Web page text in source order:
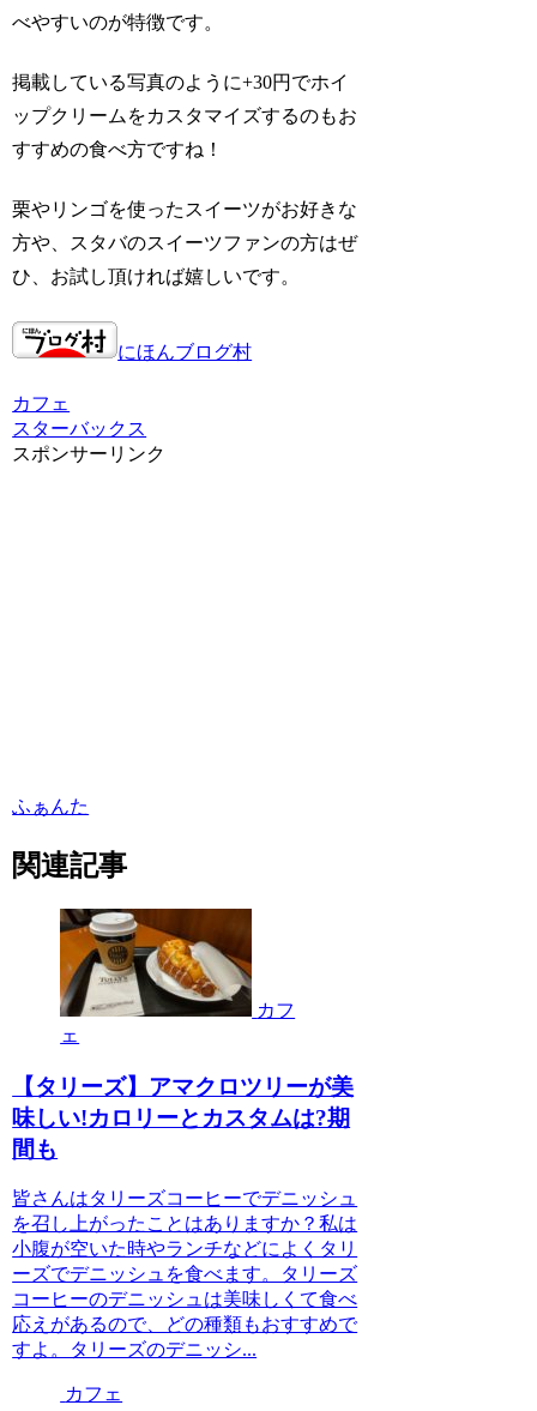
べやすいのが特徴です。
掲載している写真のように+30円でホイ
ップクリームをカスタマイズするのもお
すすめの食べ方ですね！
栗やリンゴを使ったスイーツがお好きな
方や、スタバのスイーツファンの方はぜ
ひ、お試し頂ければ嬉しいです。
にほんブログ村
カフェ
スターバックス
スポンサーリンク
ふぁんた
関連記事
カフ
ェ
【タリーズ】アマクロツリーが美
味しい!カロリーとカスタムは?期
間も
皆さんはタリーズコーヒーでデニッシュ
を召し上がったことはありますか？私は
小腹が空いた時やランチなどによくタリ
ーズでデニッシュを食べます。タリーズ
コーヒーのデニッシュは美味しくて食べ
応えがあるので、どの種類もおすすめで
すよ。タリーズのデニッシ...
カフェ